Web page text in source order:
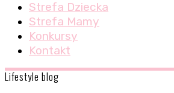
Strefa Dziecka
Strefa Mamy
Konkursy
Kontakt
Lifestyle blog